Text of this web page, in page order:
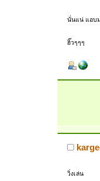
นั่นแน่ แอบ
ฮิ๊วๆๆๆ
วิ่งเล่น